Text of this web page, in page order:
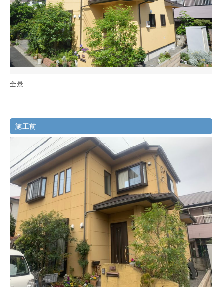
全景
施工前